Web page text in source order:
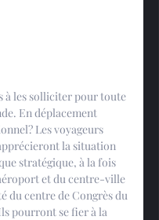
à les solliciter pour toute
En déplacement
Les voyageurs
la situation
stratégique, à la fois
et du centre-ville
du centre de Congrès du
pourront se fier à la